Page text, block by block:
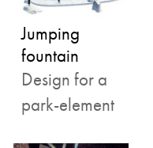
Jumping
fountain
Design for a
park-element